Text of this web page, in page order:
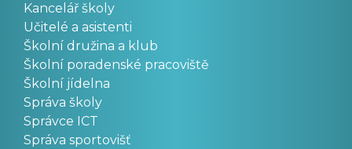
Kancelář školy
Učitelé a asistenti
Školní družina a klub
Školní poradenské pracoviště
Školní jídelna
Správa školy
Správce ICT
Správa sportovišť